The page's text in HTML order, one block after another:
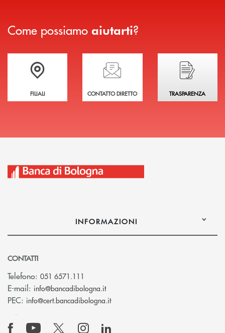
Come possiamo aiutarti?
Trova la filiale più vicina a te
FILIALI
Hai bisogno di assistenza immediata?
CONTATTO DIRETTO
Hai bisogno di
TRASPARENZA
INFORMAZIONI
CONTATTI
Telefono: 051 6571.111
E-mail: info@bancadibologna.it(si apre l’app di posta elettronica)
PEC: info@cert.bancadibologna.it(si apre l’app di posta